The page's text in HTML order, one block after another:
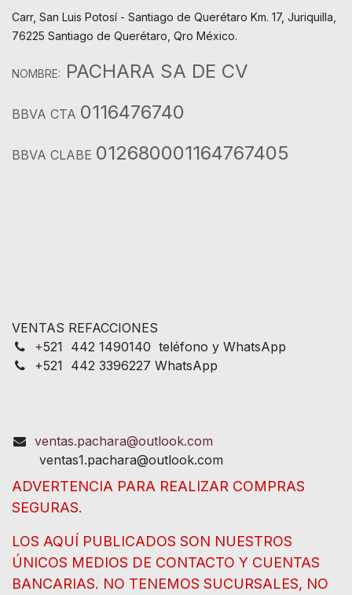
Carr, San Luis Potosí - Santiago de Querétaro Km. 17, Juriquilla,
76225 Santiago de Querétaro, Qro México.
NOMBRE: PACHARA SA DE CV
BBVA CTA 0116476740
BBVA CLABE 012680001164767405
VENTAS REFACCIONES
+521 442 1490140 teléfono y WhatsApp
+521 442 3396227 WhatsApp
ventas.pachara@outlook.com
ventas1.pachara@outlook.com
ADVERTENCIA PARA REALIZAR COMPRAS
SEGURAS.
LOS AQUÍ PUBLICADOS SON NUESTROS
ÚNICOS MEDIOS DE CONTACTO Y CUENTAS
BANCARIAS. NO TENEMOS SUCURSALES, NO